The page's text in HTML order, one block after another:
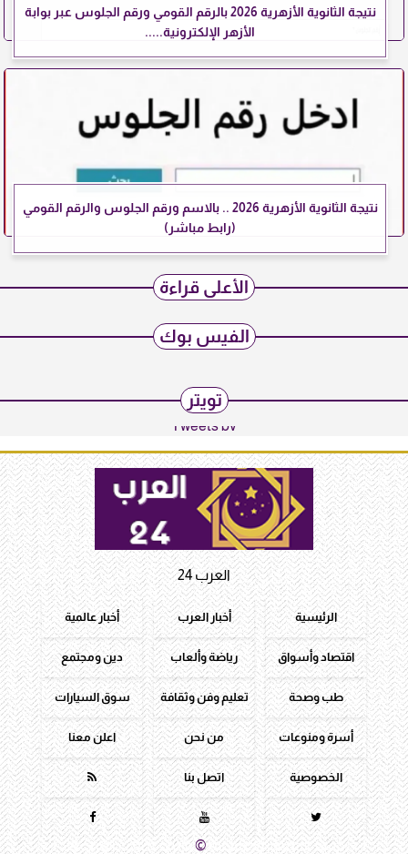
نتيجة الثانوية الأزهرية 2026 بالرقم القومي ورقم الجلوس عبر بوابة
الأزهر الإلكترونية.....
نتيجة الثانوية الأزهرية 2026 .. بالاسم ورقم الجلوس والرقم القومي
(رابط مباشر)
الأعلى قراءة
الفيس بوك
تويتر
Tweets by
العرب 24
الرئيسية أخبار العرب أخبار عالمية
اقتصاد وأسواق رياضة وألعاب دين ومجتمع
طب وصحة تعليم وفن وثقافة سوق السيارات
أسرة ومنوعات من نحن اعلن معنا
الخصوصية اتصل بنا 



جميع الحقوق محفوظة©2016 - 2026 - العرب 24